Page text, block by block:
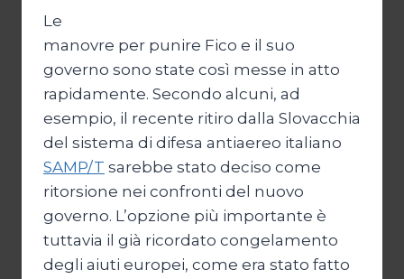
Le
manovre per punire Fico e il suo
governo sono state così messe in atto
rapidamente. Secondo alcuni, ad
esempio, il recente ritiro dalla Slovacchia
del sistema di difesa antiaereo italiano
SAMP/T sarebbe stato deciso come
ritorsione nei confronti del nuovo
governo. L’opzione più importante è
tuttavia il già ricordato congelamento
degli aiuti europei, come era stato fatto